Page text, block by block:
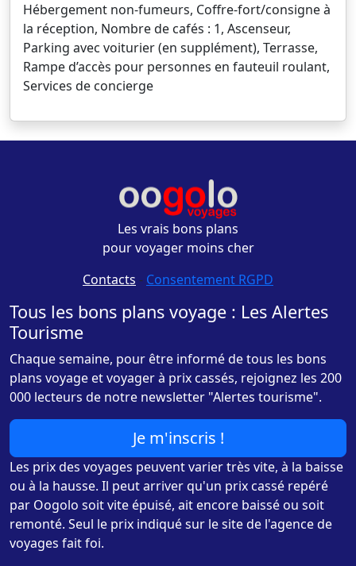
Hébergement non-fumeurs, Coffre-fort/consigne à
la réception, Nombre de cafés : 1, Ascenseur,
Parking avec voiturier (en supplément), Terrasse,
Rampe d’accès pour personnes en fauteuil roulant,
Services de concierge
Les vrais bons plans
pour voyager moins cher
Contacts - Consentement RGPD
Tous les bons plans voyage : Les Alertes
Tourisme
Chaque semaine, pour être informé de tous les bons
plans voyage et voyager à prix cassés, rejoignez les 200
000 lecteurs de notre newsletter "Alertes tourisme".
Je m'inscris !
Les prix des voyages peuvent varier très vite, à la baisse
ou à la hausse. Il peut arriver qu'un prix cassé repéré
par Oogolo soit vite épuisé, ait encore baissé ou soit
remonté. Seul le prix indiqué sur le site de l'agence de
voyages fait foi.